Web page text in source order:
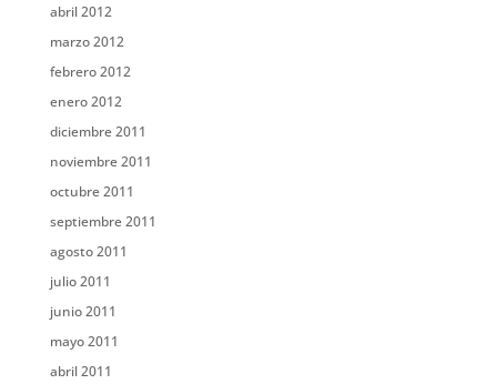
abril 2012
marzo 2012
febrero 2012
enero 2012
diciembre 2011
noviembre 2011
octubre 2011
septiembre 2011
agosto 2011
julio 2011
junio 2011
mayo 2011
abril 2011